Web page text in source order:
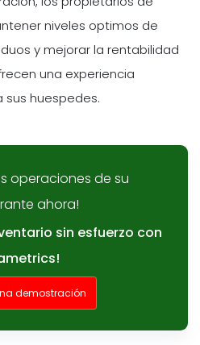
niveles optimos de
y mejorar la rentabilidad
una experiencia
huespedes.
operaciones de su
ahora!
sin esfuerzo con
demostración